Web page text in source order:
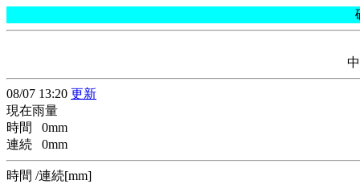
08/07 13:20 更新
現在雨量
時間 0mm
連続 0mm
時間 /連続[mm]